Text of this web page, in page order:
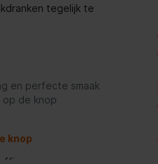
tegelijk te
en perfecte smaak
de knop
knop
en